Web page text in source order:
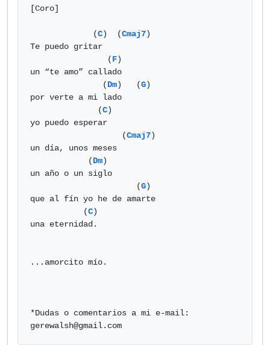
[Coro]
             (
C)  (Cmaj7)
Te puedo gritar
                (
F)
un “te amo” callado
               (
Dm)   (G)
por verte a mi lado
              (
C)
yo puedo esperar
                   (
Cmaj7)
un día, unos meses
            (
Dm)
un año o un siglo
                      (
G)
que al fín yo he de amarte
           (
C)
una eternidad.
...amorcito mío.
gerewalsh@gmail.com